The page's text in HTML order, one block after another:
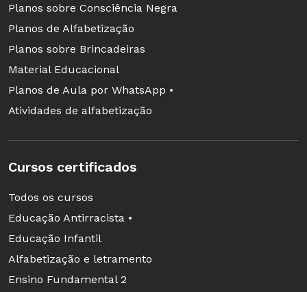
Planos sobre Consciência Negra
Planos de Alfabetização
Planos sobre Brincadeiras
Material Educacional
Planos de Aula por WhatsApp •
Atividades de alfabetização
Cursos certificados
Todos os cursos
Educação Antirracista •
Educação Infantil
Alfabetização e letramento
Ensino Fundamental 2